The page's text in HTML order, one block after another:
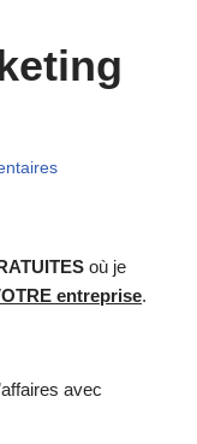
où je
entreprise.
avec